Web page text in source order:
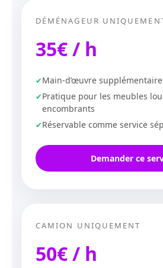
DÉMÉNAGEUR
35€ / h
Main-d’œuvre supplémentaire
Pratique pour les meubles
encombrants
Réservable comme service
Demander ce
CAMION UNIQUEMENT
50€ / h